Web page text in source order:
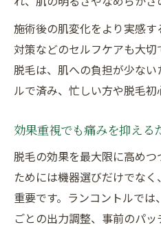
施術後の肌変化をより実感
対策などのセルフケアも大
脱毛は、肌への負担が少な
ルで済み、忙しい方や脱毛初
効果重視でも痛みを抑える
脱毛の効果を最大限に高め
ためには機器選びだけでな
重要です。ランコントルで
ごとの出力調整、事前のパ